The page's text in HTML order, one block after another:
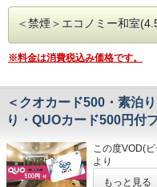
20分
・繁華街…徒
・お遍路(四国
第30番札所
第31番札所
(700円/泊 ※車
※大型車をご
※駐車場は先
※満車の場合
します
◇その他サー
・全館無料
・コインラン
・VOD(ビデオ
・レンタルサ
・24時間フロ
広々とした大
旅の疲れを癒
・男性用サウ
◇駐車場◇
・大型トラッ
完備。
(700円/泊 ※車
※大型車をご
★こちらは朝
★☆ひと目で
②JR高知駅か
③良質の睡眠
④広々とした
浴可能
⑤ホテルに隣
＜禁煙＞エコノミー和室
※料金は消費税込み価格です。
＜クオカード500・素泊
り・QUOカード500円付
この度VOD(
より
もっと見る